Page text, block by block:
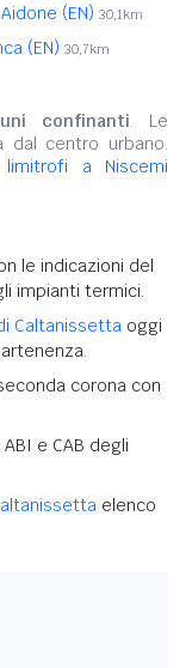
Aidone (EN) 30,1km
(EN) 30,7km
confinanti. Le
dal centro urbano.
limitrofi a Niscemi
le indicazioni del
impianti termici.
Caltanissetta oggi
corona con
e CAB degli
elenco